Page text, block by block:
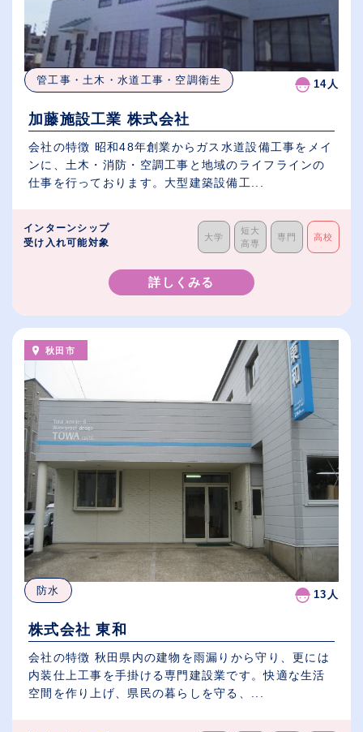
管工事・土木・水道工事・空調衛生 14人
加藤施設工業 株式会社
会社の特徴 昭和48年創業からガス水道設備工事をメイ
ンに、土木・消防・空調工事と地域のライフラインの
仕事を行っております。大型建築設備工...
インターンシップ
受け入れ可能対象
大学
短大
高専
専門 高校
詳しくみる
秋田市
防水 13人
株式会社 東和
会社の特徴 秋田県内の建物を雨漏りから守り、更には
内装仕上工事を手掛ける専門建設業です。快適な生活
空間を作り上げ、県民の暮らしを守る、...